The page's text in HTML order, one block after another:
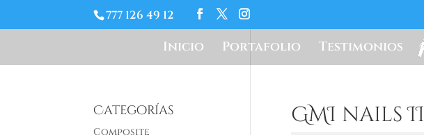
777 126 49 12
Inicio Portafolio Testimonios
GMI nails II
Categorías
Composite